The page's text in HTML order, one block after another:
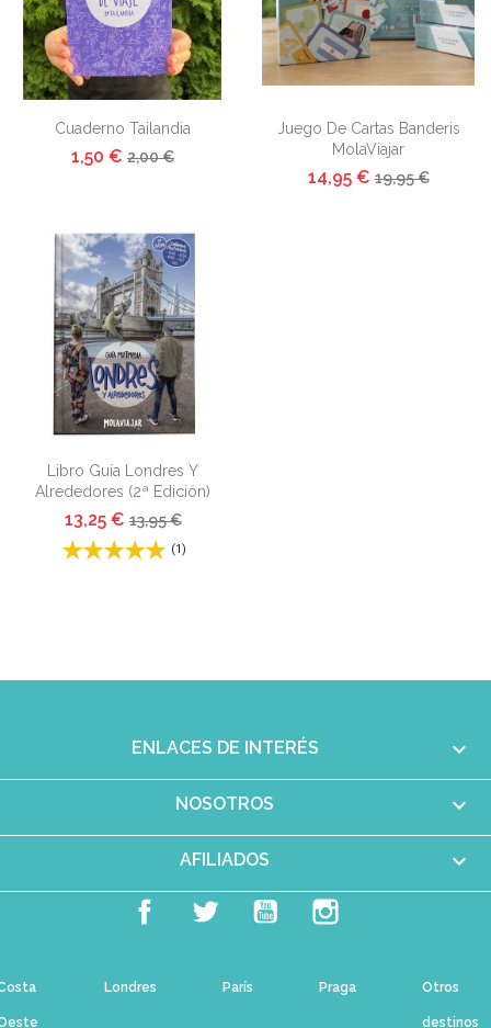
Vista rápida
Cuaderno Tailandia
1,50 € 2,00 €
Vista rápida
Juego De Cartas Banderis
MolaViajar
14,95 €19,95 €
 Vista rápida
Libro Guía Londres Y
Alrededores (2ª Edición)
13,25 €13,95 €
(1)
ENLACES DE INTERÉS 
NOSOTROS 
AFILIADOS 
Facebook Twitter YouTube
Londres París Praga Otros
destinos